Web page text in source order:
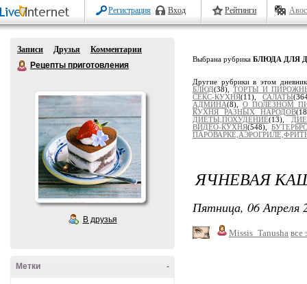
Регистрация Вход Рейтинги
Записи Друзья
Комментарии
Рецепты приготовления
В друзья
-
Метки
Выбрана рубрика БЛЮДА ДЛЯ
Другие рубрики в этом
БЛЮД(38), ТОРТЫ И
СЕКС-КУХНЯ(11),САЛАТЫ
АДМИНА(8), О ПОЛЕЗНОМ
КУХНЯ РАЗНЫХ НАРОДОВ
ДИЕТЫ,ПОХУДЕНИЕ(13),
ВИДЕО-КУХНЯ(548),
ЯЧНЕВАЯ
Пятница, 06 Апреля
Missis_Tanusha все